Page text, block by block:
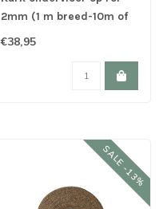
2mm (1 m breed-10m of
20m of 30m lang)
€38,95
SALE -13%